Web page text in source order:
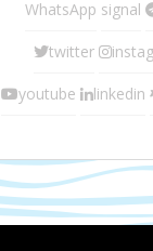
WhatsApp signal
twitter
youtube linkedin